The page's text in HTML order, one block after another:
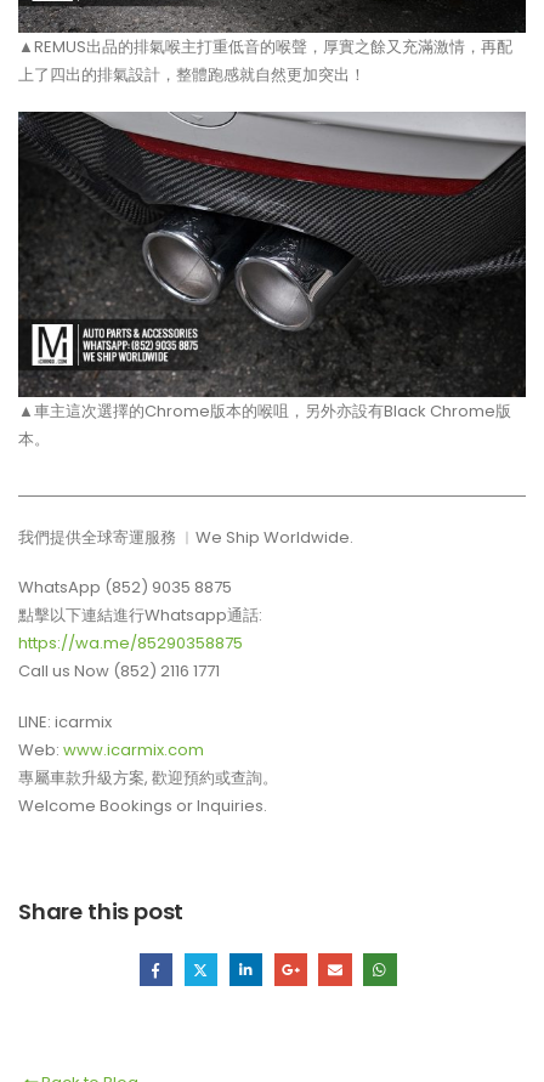
▲REMUS出品的排氣喉主打重低音的喉聲，厚實之餘又充滿激情，再配
上了四出的排氣設計，整體跑感就自然更加突出！
▲車主這次選擇的Chrome版本的喉咀，另外亦設有Black Chrome版
本。
我們提供全球寄運服務 ︳We Ship Worldwide.
WhatsApp (852) 9035 8875
點擊以下連結進行Whatsapp通話:
https://wa.me/85290358875
Call us Now (852) 2116 1771
LINE: icarmix
Web: www.icarmix.com
專屬車款升級方案, 歡迎預約或查詢。
Welcome Bookings or Inquiries.
Share this post